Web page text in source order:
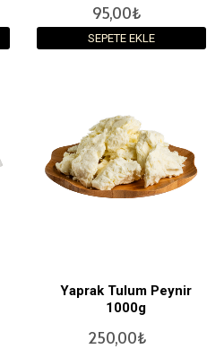
95,00₺
SEPETE EKLE
Yaprak Tulum Peynir
1000g
250,00₺